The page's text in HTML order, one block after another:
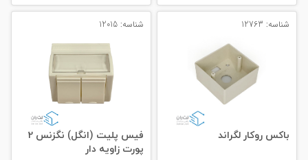
شناسه: 12763
باکس روکار لگراند
شناسه: 12015
فیس پلیت (انگل) نگزنس 2
پورت زاویه دار